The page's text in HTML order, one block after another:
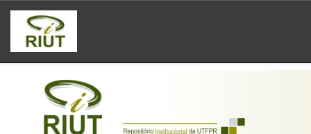
Skip
navigation